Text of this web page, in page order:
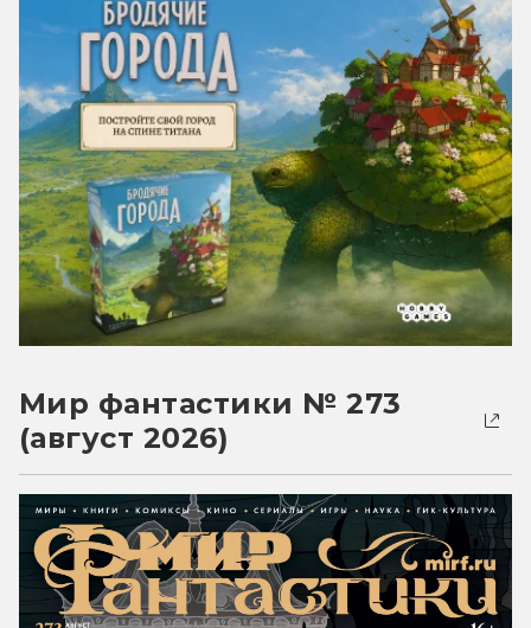
Мир фантастики № 273
(август 2026)